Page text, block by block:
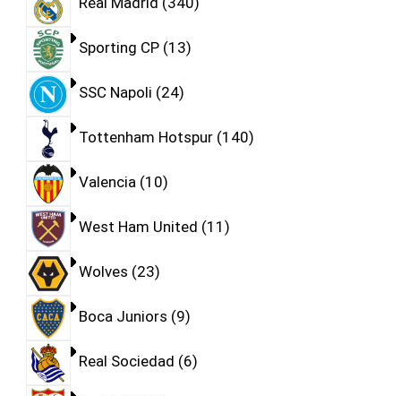
Sporting CP 13
SSC Napoli 24
Tottenham Hotspur 140
Valencia 10
West Ham United 11
Wolves 23
Boca Juniors 9
Real Sociedad 6